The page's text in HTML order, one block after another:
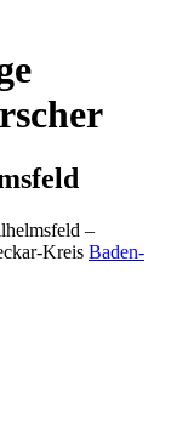
–
Kreis Baden-